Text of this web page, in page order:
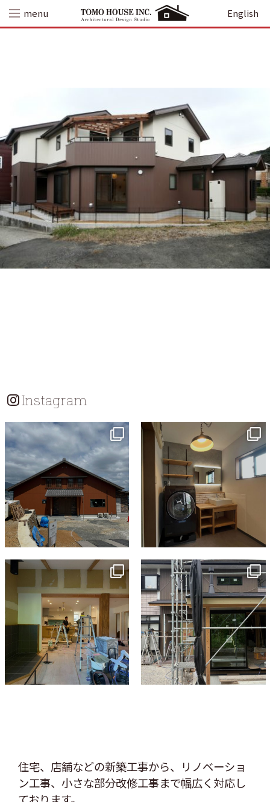
content
menu English
Instagram
tomohouseinc
tomohouseinc
7月 13
tomohouseinc
tomohouseinc
6月 3
住宅、店舗などの新築工事から、リノベーショ
ン工事、 小さな部分改修工事まで幅広く対応し
ております。